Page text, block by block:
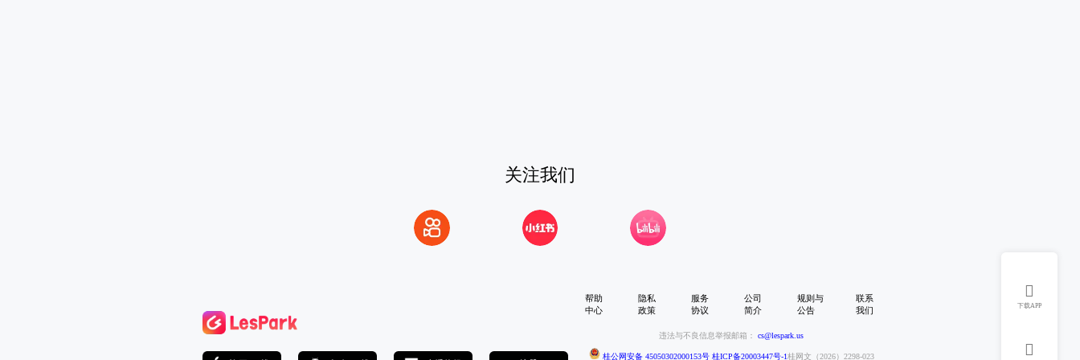

下载APP

关注我们
帮助
中心
隐私
政策
服务
协议
公司
简介
规则与
公告
联系
我们
违法与不良信息举报邮箱： cs@lespark.us
桂公网安备 45050302000153号桂ICP备20003447号-1桂网文（2026）2298-023